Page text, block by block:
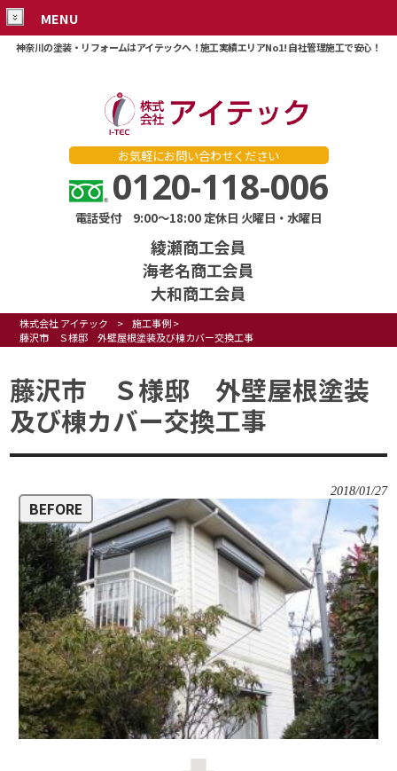
神奈川の塗装・リフォームはアイテックへ！施工実績エリアNo1! 自社管理施工で安心！
お気軽にお問い合わせください
0120-118-006
電話受付 9:00～18:00 定休日 火曜日・水曜日
綾瀬商工会員
海老名商工会員
大和商工会員
MENU
株式会社 アイテック > 施工事例>
藤沢市 Ｓ様邸 外壁屋根塗装及び棟カバー交換工事
藤沢市 Ｓ様邸 外壁屋根塗装
及び棟カバー交換工事
2018/01/27